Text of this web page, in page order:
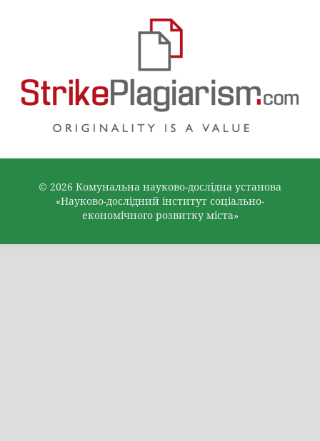
© 2026 Комунальна науково-дослідна установа
«Науково-дослідний інститут соціально-
економічного розвитку міста»